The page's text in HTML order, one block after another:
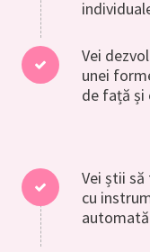
Vei
unei
de față și
Vei știi
cu
automată